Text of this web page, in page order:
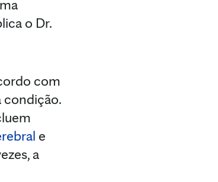
o Dr.
com
condição.
e
a